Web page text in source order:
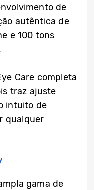
de
autêntica de
e 100 tons
Care completa
traz ajuste
intuito de
qualquer
gama de